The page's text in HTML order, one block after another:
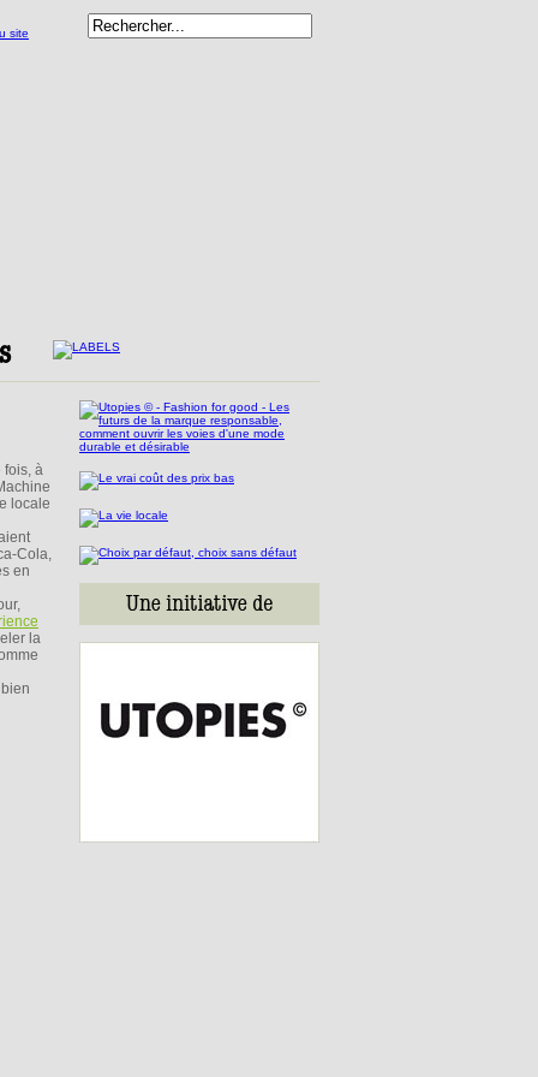
fois, à
locale
Cola,
en
la